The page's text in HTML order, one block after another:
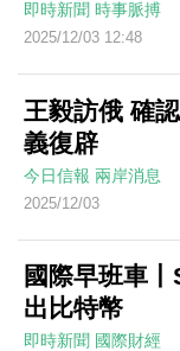
即時新聞 時事脈搏
2025/12/03 12:48
王毅訪俄 確
義復辟
今日信報 兩岸消息
2025/12/03
國際早班車
出比特幣
即時新聞 國際財經